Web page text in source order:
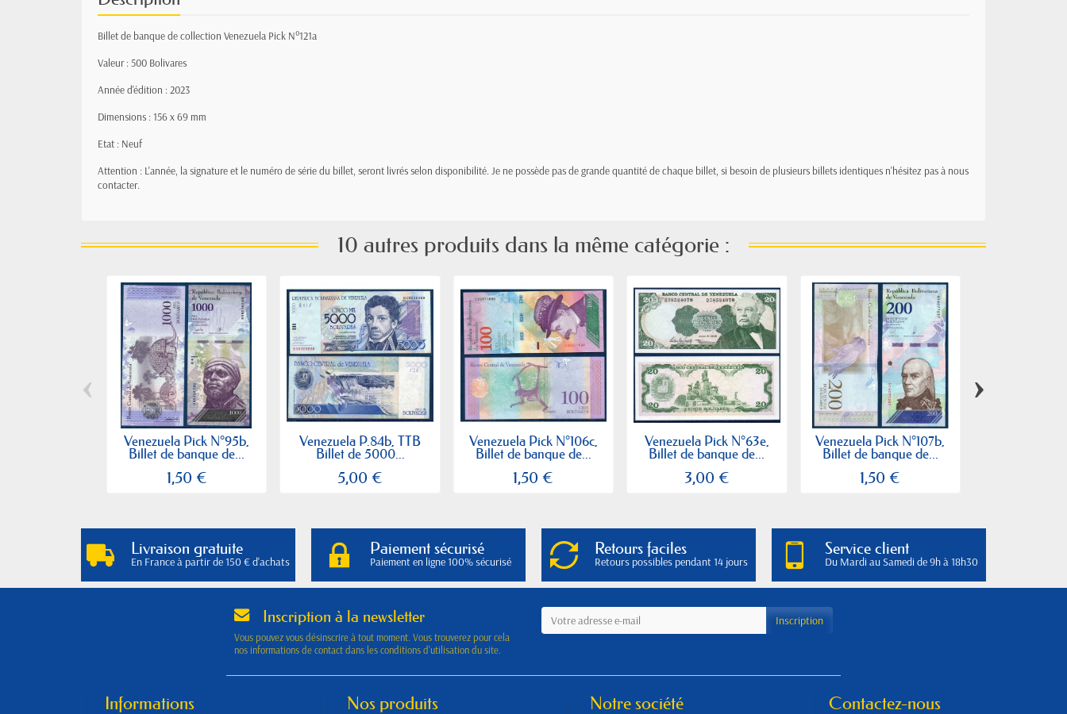
Billet de banque de collection Venezuela Pick N°121a
Valeur : 500 Bolivares
Année d'édition : 2023
Dimensions : 156 x 69 mm
Etat : Neuf
Attention : L'année, la signature et le numéro de série du billet, seront livrés selon disponibilité. Je ne possède pas de grande quantité de chaque billet, si besoin de plusieurs billets identiques n'hésitez pas à nous
contacter.
10 autres produits dans la même catégorie :
Venezuela Pick N°95b,
Billet de banque de...
1,50 €
Venezuela P.84b, TTB
Billet de 5000...
5,00 €
Venezuela Pick N°106c,
Billet de banque de...
1,50 €
Venezuela Pick N°63e,
Billet de banque de...
3,00 €
Venezuela Pick N°107b,
Billet de banque de...
1,50 €
‹ ›
Livraison gratuite
En France à partir de 150 € d'achats
Paiement sécurisé
Paiement en ligne 100% sécurisé
Retours faciles
Retours possibles pendant 14 jours
Service client
Du Mardi au Samedi de 9h à 18h30
Inscription à la newsletter
Vous pouvez vous désinscrire à tout moment. Vous trouverez pour cela
nos informations de contact dans les conditions d'utilisation du site.
Informations Nos produits Notre société Contactez-nous